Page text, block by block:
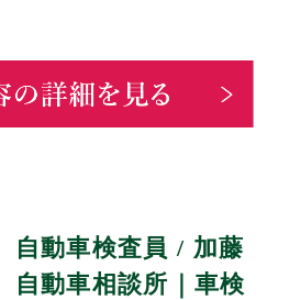
自動車検査員 / 加藤
自動車相談所｜車検